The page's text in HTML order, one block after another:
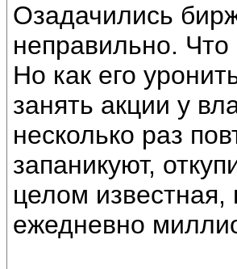
Озадачились
неправильно.
Но как его
занять акции у
несколько раз
запаникуют,
целом
ежедневно